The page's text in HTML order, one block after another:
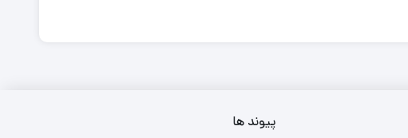
پیوند ها